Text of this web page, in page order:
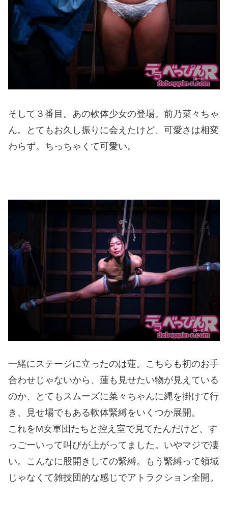
そして３番目。あの軟体少女の登場。前乃菜々ちゃ
ん。とてもお久し振りに会えたけど、可愛さは相変
わらず。ちっちゃくて可愛い。
一緒にステージに立ったのは蓮。こちらも初のお手
合わせじゃないから、蓮も見せたい物が見えている
のか、とてもスムーズに菜々ちゃんに縄を掛けて行
き、見せ場でもある軟体緊縛をいくつか展開。
これをM女軍団たちと控え室で見てたんだけど、す
っごーいって叫びが上がってました。いやマジで凄
い。こんなに股開きしての緊縛。もう緊縛って領域
じゃなくて雑技団的な感じでアトラクション全開。